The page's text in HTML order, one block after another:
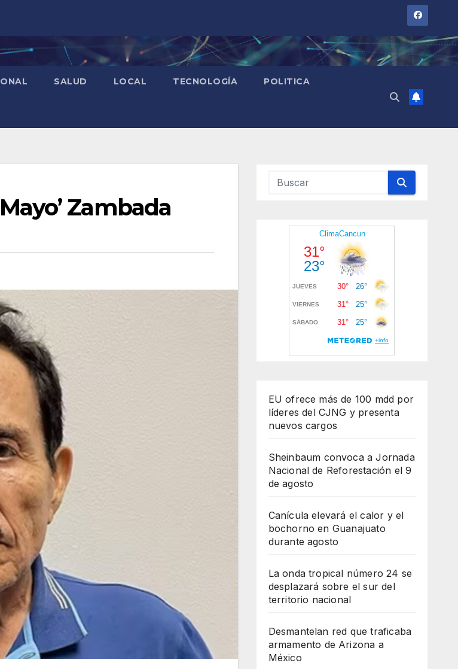
SALUD LOCAL TECNOLOGÍA POLITICA
Zambada
EU ofrece más de 100 mdd por
líderes del CJNG y presenta
nuevos cargos
Sheinbaum convoca a Jornada
Nacional de Reforestación el 9
de agosto
Canícula elevará el calor y el
bochorno en Guanajuato
durante agosto
La onda tropical número 24 se
desplazará sobre el sur del
territorio nacional
Desmantelan red que traficaba
armamento de Arizona a
México